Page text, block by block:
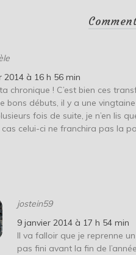
2014 à 16 h 56 min
ta chronique ! C’est bien ces
bons débuts, il y a une
fois de suite, je n’en lis
celui-ci ne franchira pas la
jostein59
9 janvier 2014 à 17 h 54 min
Il va falloir que je reprenne
pas fini avant la fin de